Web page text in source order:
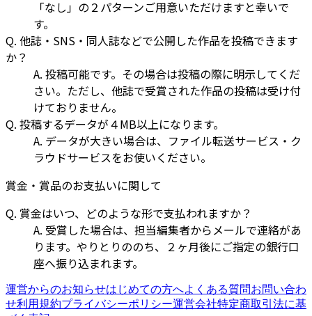
「なし」の２パターンご用意いただけますと幸いで
す。
Q. 他誌・SNS・同人誌などで公開した作品を投稿できます
か？
A. 投稿可能です。その場合は投稿の際に明示してくだ
さい。ただし、他誌で受賞された作品の投稿は受け付
けておりません。
Q. 投稿するデータが４MB以上になります。
A. データが大きい場合は、ファイル転送サービス・ク
ラウドサービスをお使いください。
賞金・賞品のお支払いに関して
Q. 賞金はいつ、どのような形で支払われますか？
A. 受賞した場合は、担当編集者からメールで連絡があ
ります。やりとりののち、２ヶ月後にご指定の銀行口
座へ振り込まれます。
運営からのお知らせはじめての方へよくある質問お問い合わ
せ利用規約プライバシーポリシー運営会社特定商取引法に基